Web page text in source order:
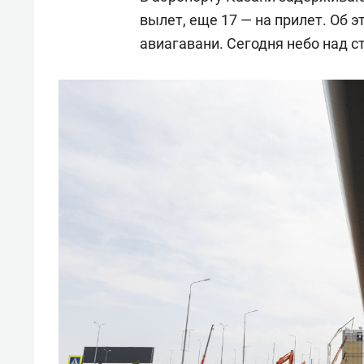
вылет, еще 17 — на прилет. Об
авиагавани. Сегодня небо над